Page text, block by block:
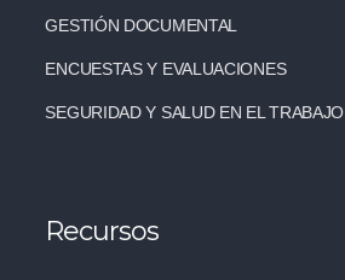
GESTIÓN DOCUMENTAL
ENCUESTAS Y EVALUACIONES
SEGURIDAD Y SALUD EN EL TRABAJO
Recursos